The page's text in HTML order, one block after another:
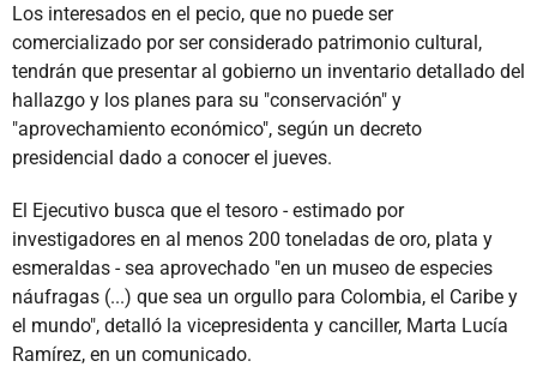
Los interesados en el pecio, que no puede ser
comercializado por ser considerado patrimonio cultural,
tendrán que presentar al gobierno un inventario detallado del
hallazgo y los planes para su "conservación" y
"aprovechamiento económico", según un decreto
presidencial dado a conocer el jueves.
El Ejecutivo busca que el tesoro - estimado por
investigadores en al menos 200 toneladas de oro, plata y
esmeraldas - sea aprovechado "en un museo de especies
náufragas (...) que sea un orgullo para Colombia, el Caribe y
el mundo", detalló la vicepresidenta y canciller, Marta Lucía
Ramírez, en un comunicado.